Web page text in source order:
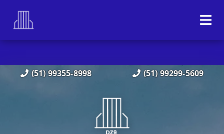
(51) 99355-8998 (51) 99299-5609